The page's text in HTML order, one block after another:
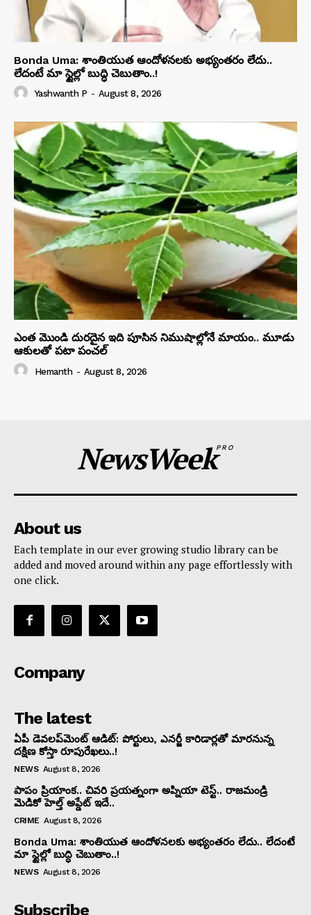
Bonda Uma: శాంతియుత ఆందోళనలకు అభ్యంతరం లేదు..
లేదంటే మా స్టైల్లో బుద్ధి చెబుతాం..!
Yashwanth P - August 8, 2026
ఎంత మొండి దురదైన ఇది పూసిన నిముషాల్లోనే మాయం.. మూడు
ఆకులతో పటా పంచల్
Hemanth - August 8, 2026
NewsWeekPRO
About us
Each template in our ever growing studio library can be
added and moved around within any page effortlessly with
one click.
Company
The latest
ఏపీ డెవలప్‌మెంట్ ఆడిట్: పోర్టులు, ఎనర్జీ కారిడార్లతో మారనున్న
దక్షిణ కోస్తా రూపురేఖలు..!
NEWS August 8, 2026
పాపం ప్రియాంక.. చివరి ప్రయత్నంగా అప్నియా టెస్ట్.. రాజమండ్రి
మెడికో హెల్త్ అప్డేట్ ఇదే..
CRIME August 8, 2026
Bonda Uma: శాంతియుత ఆందోళనలకు అభ్యంతరం లేదు.. లేదంటే
మా స్టైల్లో బుద్ధి చెబుతాం..!
NEWS August 8, 2026
Subscribe